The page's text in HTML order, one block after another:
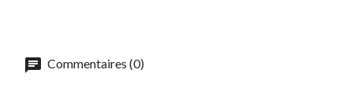
Commentaires (0)